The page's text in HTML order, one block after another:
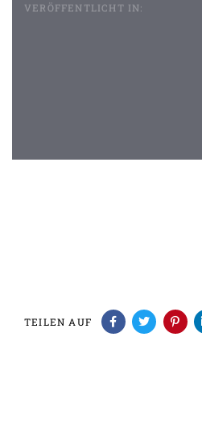
VERÖFFENTLICHT IN:
TEILEN AUF